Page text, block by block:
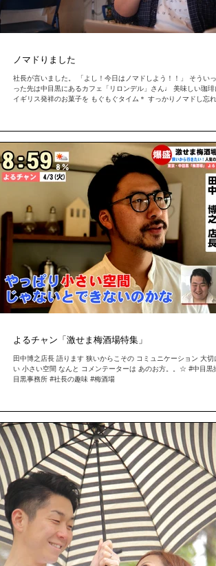
ノマドりました
社長が言いました。 「よし！今日はノマドしよう！！」 そうい
った先は中目黒にあるカフェ「リロンデル」さん♩ 美味しい珈
イギリス発祥のお菓子を もぐもぐタイム＊ すっかりノマドし忘
よるチャン「激せま梅酒場特集」
田中博之店長 語ります 狭いからこその コミュニケーション 大切
い 小さい空間 なんと コメンテーターは あのお方。。☆ #中目黒
目黒事務所 #社長の趣味 #梅酒場